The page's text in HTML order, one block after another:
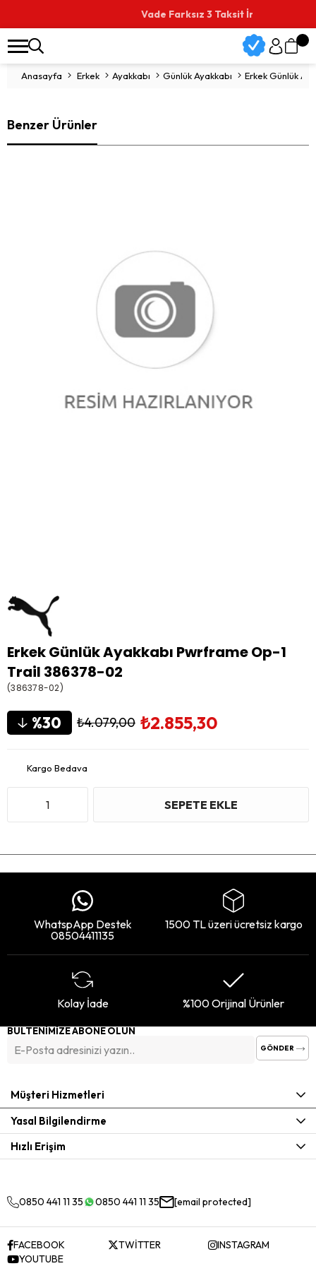
Vade Farksız 3 Taksit İmkanı
Anasayfa Erkek Ayakkabı Günlük Ayakkabı Erkek Günlük
Benzer Ürünler
Erkek Günlük Ayakkabı Pwrframe Op-1
Trail 386378-02
(386378-02)
30 ₺4.079,00 ₺2.855,30
Kargo Bedava
WhatspApp Destek
08504411135
1500 TL üzeri ücretsiz kargo
Kolay İade %100 Orijinal Ürünler
BÜLTENİMİZE ABONE OLUN
GÖNDER
Müşteri Hizmetleri
Yasal Bilgilendirme
Hızlı Erişim
0850 441 11 35 0850 441 11 35 [email protected]
FACEBOOK TWİTTER
INSTAGRAM
YOUTUBE